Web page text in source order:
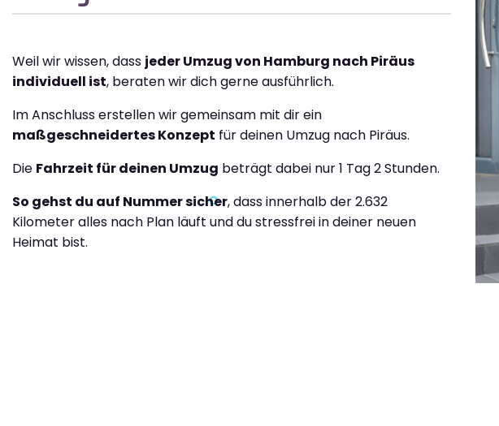
Weil wir wissen, dass jeder Umzug von Hamburg nach Piräus
individuell ist, beraten wir dich gerne ausführlich.
Im Anschluss erstellen wir gemeinsam mit dir ein
maßgeschneidertes Konzept für deinen Umzug nach Piräus.
Die Fahrzeit für deinen Umzug beträgt dabei nur 1 Tag 2 Stunden.
So gehst du auf Nummer sicher, dass innerhalb der 2.632
Kilometer alles nach Plan läuft und du stressfrei in deiner neuen
Heimat bist.